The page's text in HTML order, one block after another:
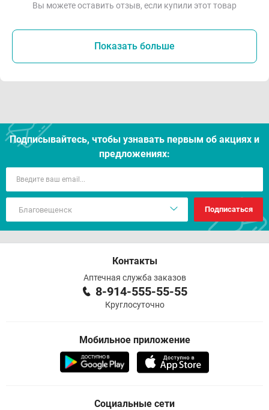
Вы можете оставить отзыв, если купили этот товар
Показать больше
Подписывайтесь, чтобы узнавать первым об акцияx и
предложениях:
Подписаться
Контакты
Аптечная служба заказов
8-914-555-55-55
Круглосуточно
Мобильное приложение
Социальные сети